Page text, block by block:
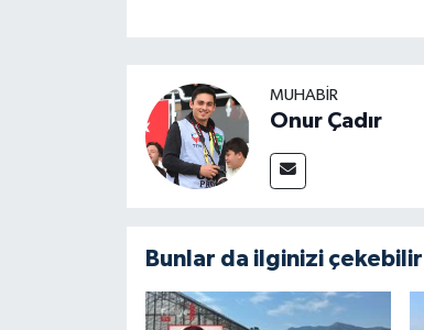
MUHABİR
Onur Çadır
Bunlar da ilginizi çekebilir